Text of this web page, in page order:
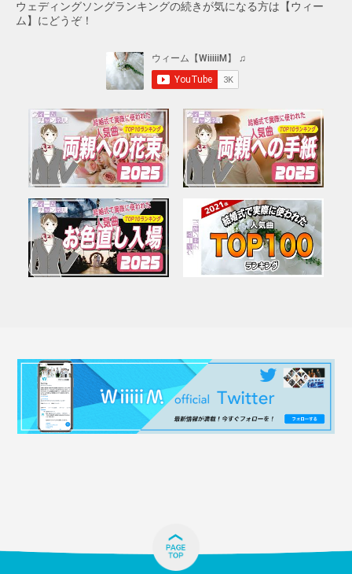
ウェディングソングランキングの続きが気になる方は【ウィー
ム】にどうぞ！